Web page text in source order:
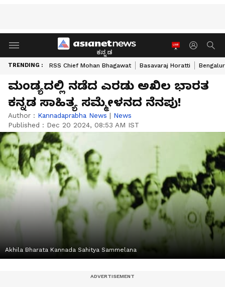
ಕನ್ನಡ
TRENDING : RSS Chief Mohan Bhagawat Basavaraj Horatti
ಮಂಡ್ಯದಲ್ಲಿ ನಡೆದ ಎರಡು ಅಖಿಲ ಭಾರತ
ಕನ್ನಡ ಸಾಹಿತ್ಯ ಸಮ್ಮೇಳನದ ನೆನಪು!
Author : Kannadaprabha News | News
Published : Dec 20 2024, 08:53 AM IST
Akhila Bharata Kannada Sahitya Sammelana